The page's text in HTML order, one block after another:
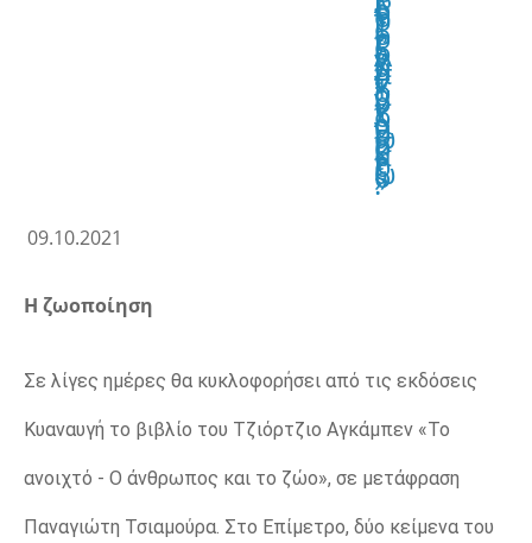
09.10.2021
Η ζωοποίηση
ο
τ
ο
υ
Τ
ζ
ι
ό
ρ
τ
ζ
ι
ο
Α
γ
κ
ά
μ
π
ε
ν
«
Τ
ο
α
ν
ο
ι
χ
τ
ό
ά
ν
θ
ρ
ω
π
ο
ς
κ
α
ι
τ
ο
ζ
ώ
ο
»
.
Σε λίγες ημέρες θα κυκλοφορήσει από τις εκδόσεις
Κυαναυγή το βιβλίο του Τζιόρτζιο Αγκάμπεν «Το
ανοιχτό - Ο άνθρωπος και το ζώο», σε μετάφραση
Παναγιώτη Τσιαμούρα. Στο Επίμετρο, δύο κείμενα του